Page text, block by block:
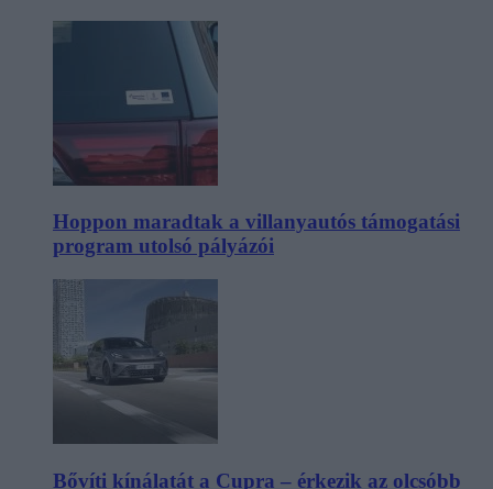
Hoppon maradtak a villanyautós támogatási
program utolsó pályázói
Bővíti kínálatát a Cupra – érkezik az olcsóbb